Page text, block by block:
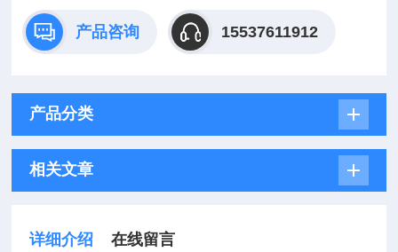
产品咨询 15537611912
产品分类
相关文章
详细介绍 在线留言